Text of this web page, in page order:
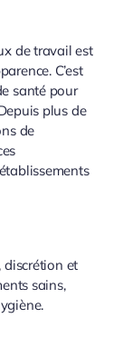
de travail est
C’est
santé pour
plus de
de
discrétion et
sains,